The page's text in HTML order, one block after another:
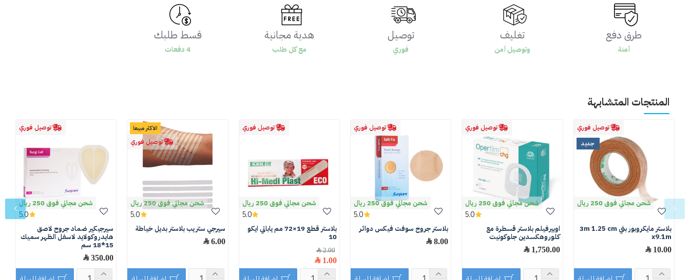
طرق دفع
آمنة
تغليف
وتوصيل آمن
توصيل
فوري
هدية مجانية
مع كل طلب
قسط طلبك
4 دفعات
المنتجات المتشابهة
جديد
توصيل فوري
شحن مجاني فوق 250 ريال
بلاستر مايكروبور بني 3m 1.25 cm
x9.1m
10.00 ﷼
توصيل فوري
شحن مجاني فوق 250 ريال
اوبيرفيلم بلاستر قسطرة مع
كلوروهكسدين جلوكونيت
1,750.00 ﷼
5.0
توصيل فوري
شحن مجاني فوق 250 ريال
بلاستر جروح سوفت فيكس دوائر
8.00 ﷼
5.0
توصيل فوري
شحن مجاني فوق 250 ريال
بلاستر قطع 19×72 مم ياباني ايكو
10
1.00 ﷼
2.00 ﷼
5.0
الاكثر مبيعا
توصيل فوري
شحن مجاني فوق 250 ريال
سيرجي ستريب بلاستر بديل خياطة
6.00 ﷼
5.0
توصيل فوري
شحن مجاني فوق 250 ريال
سيرجيكير ضماد جروح لاصق
هايدروكولايد لاسفل الظهر سميك
15*18 سم
350.00 ﷼
5.0